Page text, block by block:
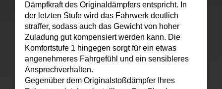
Dämpfkraft des Originaldämpfers entspricht. In
der letzten Stufe wird das Fahrwerk deutlich
straffer, sodass auch das Gewicht von hoher
Zuladung gut kompensiert werden kann. Die
Komfortstufe 1 hingegen sorgt für ein etwas
angenehmeres Fahrgefühl und ein sensibleres
Ansprechverhalten.
Gegenüber dem Originalstoßdämpfer Ihres